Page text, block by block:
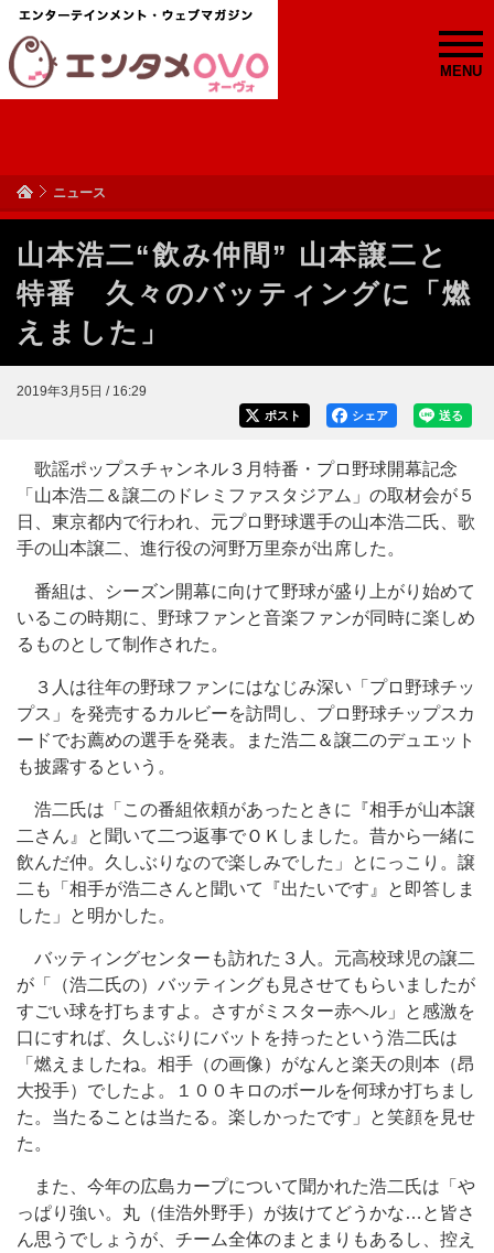
MENU
ニュース
山本浩二“飲み仲間” 山本譲二と
特番 久々のバッティングに「燃
えました」
2019年3月5日 / 16:29
送る
シェア
ポスト
歌謡ポップスチャンネル３月特番・プロ野球開幕記念
「山本浩二＆譲二のドレミファスタジアム」の取材会が５
日、東京都内で行われ、元プロ野球選手の山本浩二氏、歌
手の山本譲二、進行役の河野万里奈が出席した。
番組は、シーズン開幕に向けて野球が盛り上がり始めて
いるこの時期に、野球ファンと音楽ファンが同時に楽しめ
るものとして制作された。
３人は往年の野球ファンにはなじみ深い「プロ野球チッ
プス」を発売するカルビーを訪問し、プロ野球チップスカ
ードでお薦めの選手を発表。また浩二＆譲二のデュエット
も披露するという。
浩二氏は「この番組依頼があったときに『相手が山本譲
二さん』と聞いて二つ返事でＯＫしました。昔から一緒に
飲んだ仲。久しぶりなので楽しみでした」とにっこり。譲
二も「相手が浩二さんと聞いて『出たいです』と即答しま
した」と明かした。
バッティングセンターも訪れた３人。元高校球児の譲二
が「（浩二氏の）バッティングも見させてもらいましたが
すごい球を打ちますよ。さすがミスター赤ヘル」と感激を
口にすれば、久しぶりにバットを持ったという浩二氏は
「燃えましたね。相手（の画像）がなんと楽天の則本（昂
大投手）でしたよ。１００キロのボールを何球か打ちまし
た。当たることは当たる。楽しかったです」と笑顔を見せ
た。
また、今年の広島カープについて聞かれた浩二氏は「や
っぱり強い。丸（佳浩外野手）が抜けてどうかな…と皆さ
ん思うでしょうが、チーム全体のまとまりもあるし、控え